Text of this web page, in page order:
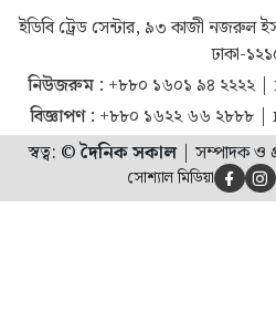
ইডিবি ট্রেড সেন্টার, ৯৩ কাজী নজরুল
ঢাকা-
নিউজরুম : +৮৮০ ১৬০১ ৯৪ ২২২২|
বিজ্ঞাপণ : +৮৮০ ১৬২২ ৬৬ ২৮৮৮|
স্বত্ব: ©দৈনিক সকাল| সম্পাদক ও
সোশ্যাল মিডিয়া  